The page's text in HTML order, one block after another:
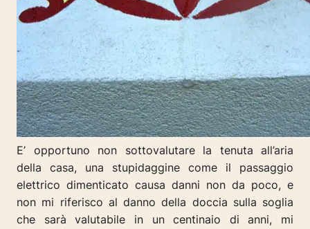
E’ opportuno non sottovalutare la tenuta all’aria
della casa, una stupidaggine come il passaggio
elettrico dimenticato causa danni non da poco, e
non mi riferisco al danno della doccia sulla soglia
che sarà valutabile in un centinaio di anni, mi